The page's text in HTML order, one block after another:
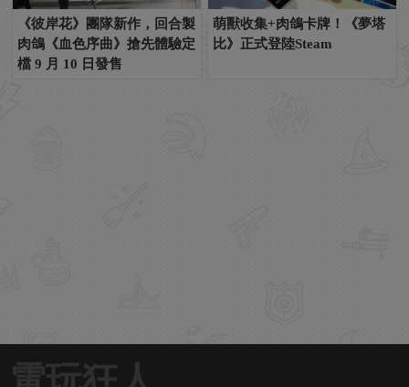
《彼岸花》團隊新作，回合製
肉鴿《血色序曲》搶先體驗定
檔 9 月 10 日發售
萌獸收集+肉鴿卡牌！《夢塔
比》正式登陸Steam